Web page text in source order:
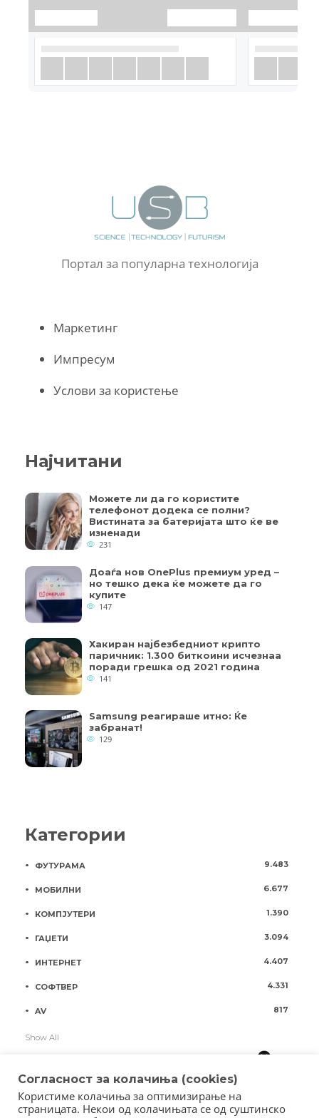
Портал за популарна технологија
Маркетинг
Импресум
Услови за користење
Најчитани
Можете ли да го користите
телефонот додека се полни?
Вистината за батеријата што ќе ве
изненади
231
Доаѓа нов OnePlus премиум уред –
но тешко дека ќе можете да го
купите
147
Хакиран најбезбедниот крипто
паричник: 1.300 биткоини исчезнаа
поради грешка од 2021 година
141
Samsung реагираше итно: Ќе
забранат!
129
Категории
ФУТУРАМА 9.483
МОБИЛНИ 6.677
КОМПЈУТЕРИ 1.390
ГАЏЕТИ 3.094
ИНТЕРНЕТ 4.407
СОФТВЕР 4.331
AV 817
Show All
Согласност за колачиња (cookies)
Користиме колачиња за оптимизирање на
страницата. Некои од колачињата се од суштинско